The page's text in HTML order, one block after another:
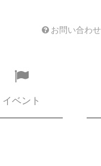
お問い合わせ
イベント